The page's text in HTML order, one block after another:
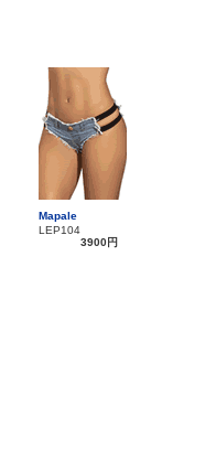
Mapale
LEP104
3900円